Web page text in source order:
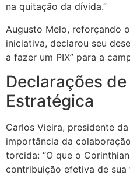
na quitação da dívida.”
Augusto Melo, reforçando
iniciativa, declarou seu
a fazer um PIX” para a
Declarações
Estratégica
Carlos Vieira, presidente
importância da
torcida: “O que o
contribuição efetiva de